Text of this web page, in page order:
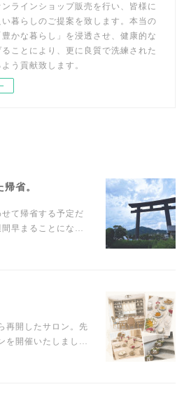
ンラインショップ販売を行い、皆様に
い暮らしのご提案を致します。本当の
かな暮らし」を浸透させ、健康的な
ことにより、更に良質で洗練された
う貢献致します。
省。
て帰省する予定だ
間早まることにな…
再開したサロン。先
を開催いたしまし…